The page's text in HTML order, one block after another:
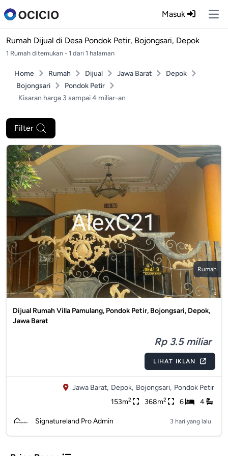
Masuk
Rumah Dijual di Desa Pondok Petir, Bojongsari, Depok
1 Rumah ditemukan - 1 dari 1 halaman
Home Rumah Dijual Jawa Barat
Depok
Bojongsari
Pondok Petir
Kisaran harga 3 sampai 4 miliar-an
Filter
Rumah
Dijual Rumah Villa Pamulang, Pondok Petir, Bojongsari, Depok,
Jawa Barat
Rp 3.5 miliar
LIHAT IKLAN
Jawa Barat, Depok, Bojongsari, Pondok Petir
153m2 368m2 6 4
Signatureland Pro Admin 3 hari yang lalu